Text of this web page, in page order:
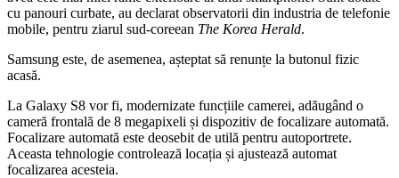
cu panouri curbate, au declarat observatorii din industria de telefonie
mobile, pentru ziarul sud-coreean The Korea Herald.
Samsung este, de asemenea, așteptat să renunțe la butonul fizic
acasă.
La Galaxy S8 vor fi, modernizate funcțiile camerei, adăugând o
cameră frontală de 8 megapixeli și dispozitiv de focalizare automată.
Focalizare automată este deosebit de utilă pentru autoportrete.
Aceasta tehnologie controlează locația și ajustează automat
focalizarea acesteia.